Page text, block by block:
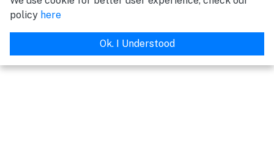
policy here
Ok. I Understood